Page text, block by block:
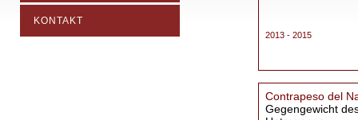
2013 - 2015
Contrapeso del
Gegengewicht
KONTAKT